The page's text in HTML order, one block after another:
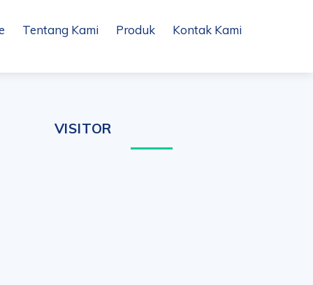
Tentang Kami Produk Kontak Kami
VISITOR